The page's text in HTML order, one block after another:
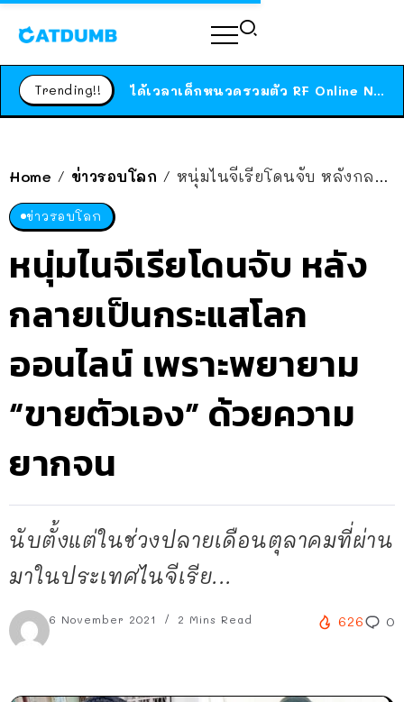
Trending!! ได้เวลาเด็กหนวดรวมตัว RF Online Next เปิดให้เล่นแล้ว เกม Sci-Fi MMORPG ระดับตำนาน เล่นได้ทั้งมือถือและ PC
Home / ข่าวรอบโลก / หนุ่มไนจีเรียโดนจับ หลังกลายเป็นกระแสโลกออนไลน์ เพราะพยายาม “ขายตัวเอง” ด้วยความยากจน
ข่าวรอบโลก
หนุ่มไนจีเรียโดนจับ หลัง
กลายเป็นกระแสโลก
ออนไลน์ เพราะพยายาม
“ขายตัวเอง” ด้วยความ
ยากจน
นับตั้งแต่ในช่วงปลายเดือนตุลาคมที่ผ่าน
มาในประเทศไนจีเรีย...
6 November 2021 2 Mins Read 626 0